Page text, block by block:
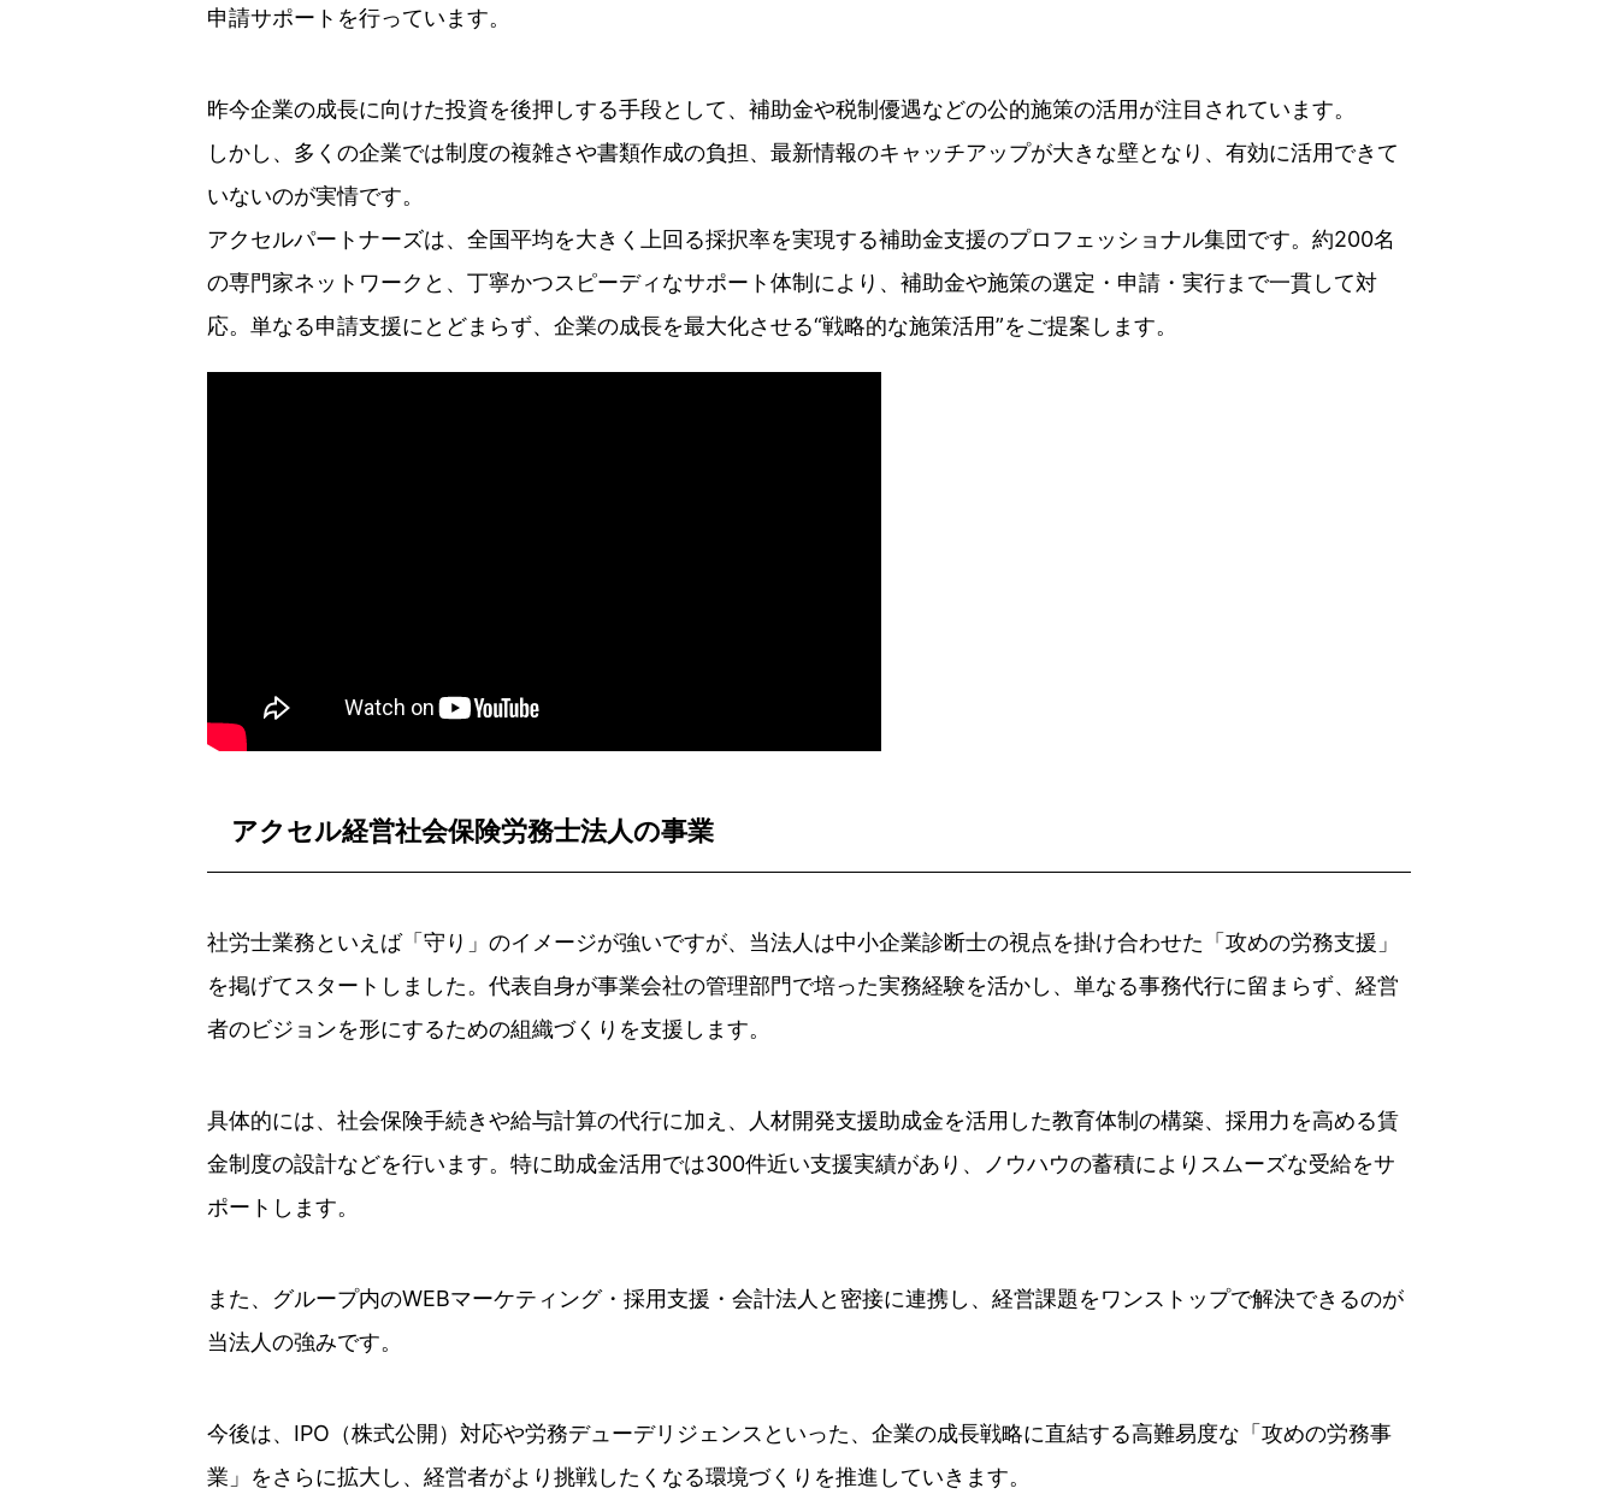
申請サポートを行っています。
昨今企業の成長に向けた投資を後押しする手段として、補助金や税制優遇などの公的施策の活用が注目されています。
しかし、多くの企業では制度の複雑さや書類作成の負担、最新情報のキャッチアップが大きな壁となり、有効に活用できて
いないのが実情です。
アクセルパートナーズは、全国平均を大きく上回る採択率を実現する補助金支援のプロフェッショナル集団です。約200名
の専門家ネットワークと、丁寧かつスピーディなサポート体制により、補助金や施策の選定・申請・実行まで一貫して対
応。単なる申請支援にとどまらず、企業の成長を最大化させる“戦略的な施策活用”をご提案します。
アクセル経営社会保険労務士法人の事業
社労士業務といえば「守り」のイメージが強いですが、当法人は中小企業診断士の視点を掛け合わせた「攻めの労務支援」
を掲げてスタートしました。代表自身が事業会社の管理部門で培った実務経験を活かし、単なる事務代行に留まらず、経営
者のビジョンを形にするための組織づくりを支援します。
具体的には、社会保険手続きや給与計算の代行に加え、人材開発支援助成金を活用した教育体制の構築、採用力を高める賃
金制度の設計などを行います。特に助成金活用では300件近い支援実績があり、ノウハウの蓄積によりスムーズな受給をサ
ポートします。
また、グループ内のWEBマーケティング・採用支援・会計法人と密接に連携し、経営課題をワンストップで解決できるのが
当法人の強みです。
今後は、IPO（株式公開）対応や労務デューデリジェンスといった、企業の成長戦略に直結する高難易度な「攻めの労務事
業」をさらに拡大し、経営者がより挑戦したくなる環境づくりを推進していきます。